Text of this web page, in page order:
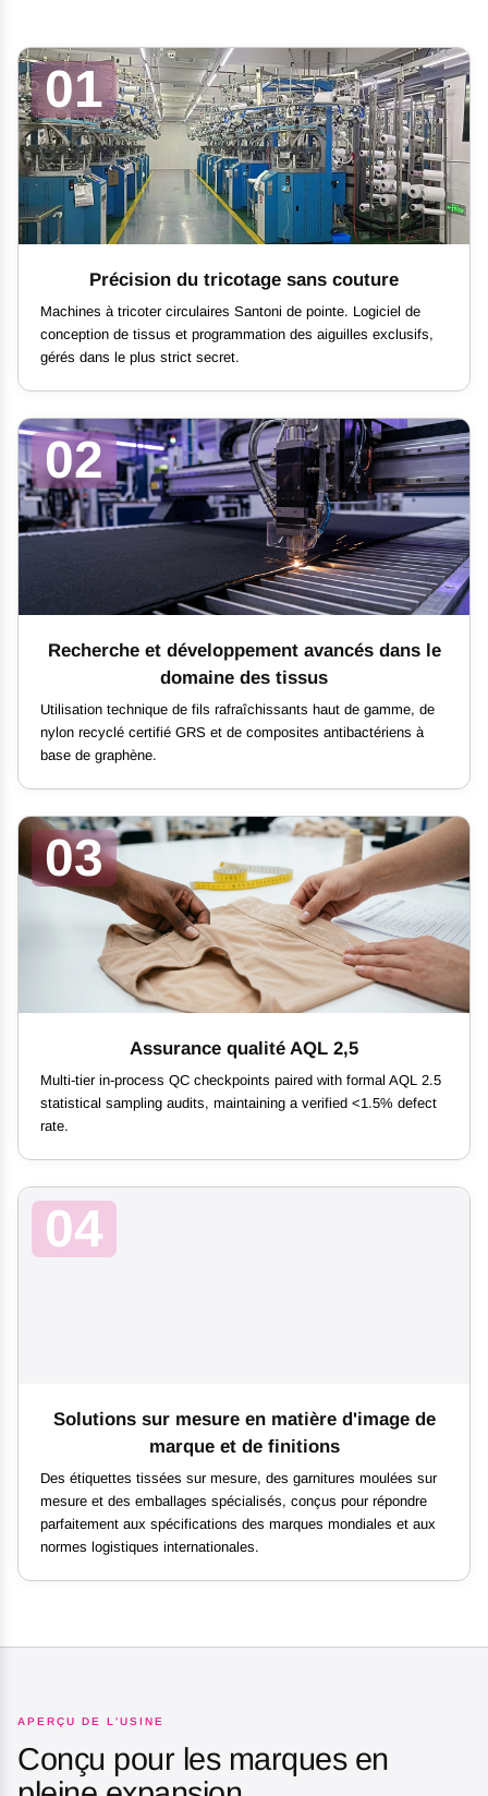
01
Précision du tricotage sans couture
Machines à tricoter circulaires Santoni de pointe. Logiciel de
conception de tissus et programmation des aiguilles exclusifs,
gérés dans le plus strict secret.
02
Recherche et développement avancés dans le
domaine des tissus
Utilisation technique de fils rafraîchissants haut de gamme, de
nylon recyclé certifié GRS et de composites antibactériens à
base de graphène.
03
Assurance qualité AQL 2,5
Multi-tier in-process QC checkpoints paired with formal AQL 2.5
statistical sampling audits, maintaining a verified <1.5% defect
rate.
04
Solutions sur mesure en matière d'image de
marque et de finitions
Des étiquettes tissées sur mesure, des garnitures moulées sur
mesure et des emballages spécialisés, conçus pour répondre
parfaitement aux spécifications des marques mondiales et aux
normes logistiques internationales.
APERÇU DE L'USINE
Conçu pour les marques en